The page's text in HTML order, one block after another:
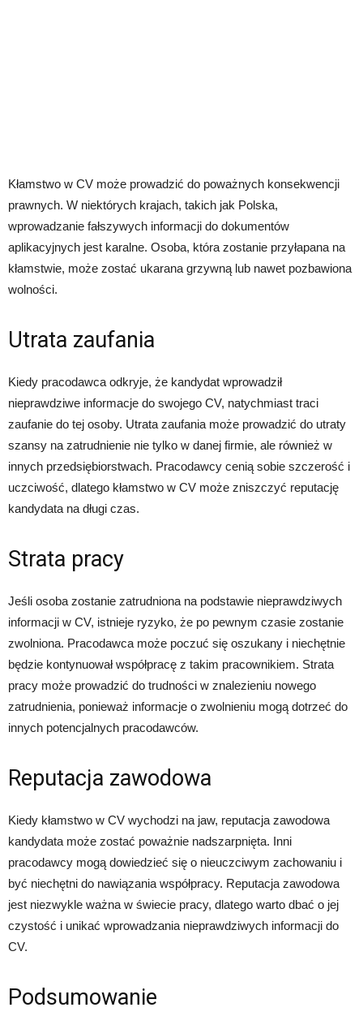
Kłamstwo w CV może prowadzić do poważnych konsekwencji
prawnych. W niektórych krajach, takich jak Polska,
wprowadzanie fałszywych informacji do dokumentów
aplikacyjnych jest karalne. Osoba, która zostanie przyłapana na
kłamstwie, może zostać ukarana grzywną lub nawet pozbawiona
wolności.
Utrata zaufania
Kiedy pracodawca odkryje, że kandydat wprowadził
nieprawdziwe informacje do swojego CV, natychmiast traci
zaufanie do tej osoby. Utrata zaufania może prowadzić do utraty
szansy na zatrudnienie nie tylko w danej firmie, ale również w
innych przedsiębiorstwach. Pracodawcy cenią sobie szczerość i
uczciwość, dlatego kłamstwo w CV może zniszczyć reputację
kandydata na długi czas.
Strata pracy
Jeśli osoba zostanie zatrudniona na podstawie nieprawdziwych
informacji w CV, istnieje ryzyko, że po pewnym czasie zostanie
zwolniona. Pracodawca może poczuć się oszukany i niechętnie
będzie kontynuował współpracę z takim pracownikiem. Strata
pracy może prowadzić do trudności w znalezieniu nowego
zatrudnienia, ponieważ informacje o zwolnieniu mogą dotrzeć do
innych potencjalnych pracodawców.
Reputacja zawodowa
Kiedy kłamstwo w CV wychodzi na jaw, reputacja zawodowa
kandydata może zostać poważnie nadszarpnięta. Inni
pracodawcy mogą dowiedzieć się o nieuczciwym zachowaniu i
być niechętni do nawiązania współpracy. Reputacja zawodowa
jest niezwykle ważna w świecie pracy, dlatego warto dbać o jej
czystość i unikać wprowadzania nieprawdziwych informacji do
CV.
Podsumowanie